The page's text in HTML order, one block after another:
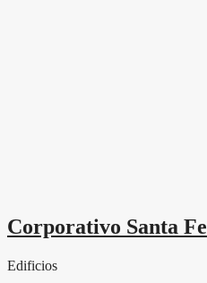
Corporativo Santa Fe
Edificios